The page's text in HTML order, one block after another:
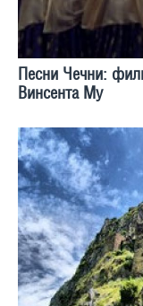
Песни Чечни:
Винсента Му